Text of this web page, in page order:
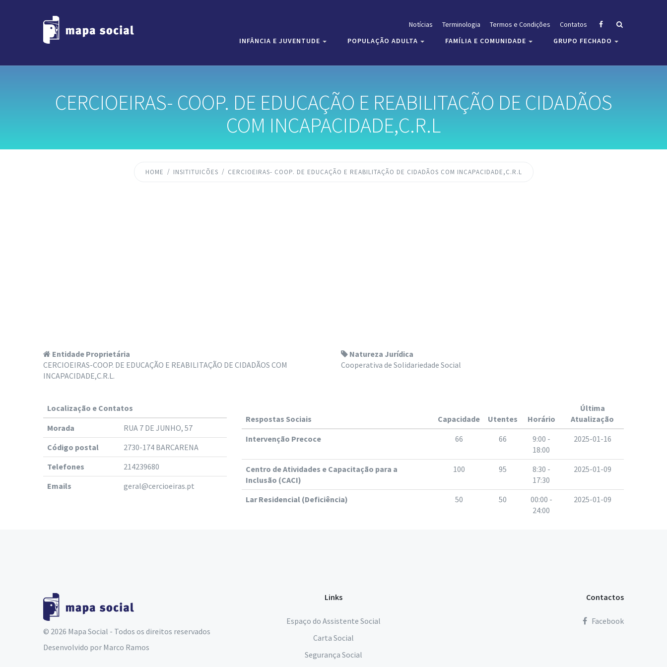
Notícias Terminologia Termos e Condições
Contatos
INFÂNCIA E JUVENTUDE
POPULAÇÃO ADULTA FAMÍLIA E COMUNIDADE GRUPO FECHADO
CERCIOEIRAS- COOP. DE EDUCAÇÃO E REABILITAÇÃO DE CIDADÃOS
COM INCAPACIDADE,C.R.L
HOME INSITITUICÕES CERCIOEIRAS- COOP. DE EDUCAÇÃO E REABILITAÇÃO DE CIDADÃOS COM INCAPACIDADE,C.R.L
Entidade Proprietária
CERCIOEIRAS-COOP. DE EDUCAÇÃO E REABILITAÇÃO DE CIDADÃOS COM
INCAPACIDADE,C.R.L.
Natureza Jurídica
Cooperativa de Solidariedade Social
Localização e Contatos
Morada
RUA 7 DE JUNHO, 57
Código postal
2730-174 BARCARENA
Telefones
214239680
Emails
geral@cercioeiras.pt
Respostas Sociais Capacidade Utentes Horário
Última
Atualização
Intervenção Precoce
66 66
9:00 -
18:00
2025-01-16
Centro de Atividades e Capacitação para a
Inclusão (CACI)
100 95
8:30 -
17:30
2025-01-09
Lar Residencial (Deficiência) 50 50
00:00 -
24:00
2025-01-09
© 2026 Mapa Social - Todos os direitos reservados
Desenvolvido por Marco Ramos
Links
Espaço do Assistente Social
Carta Social
Segurança Social
Contactos
Facebook